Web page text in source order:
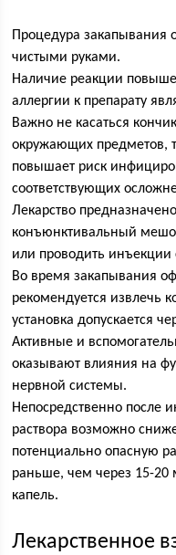
Процедура закапывания
чистыми руками.
Наличие реакции
аллергии к препарату
Важно не касаться
окружающих предметов,
повышает риск
соответствующих
Лекарство
конъюнктивальный
или проводить инъекции
Во время закапывания
рекомендуется извлечь
установка допускается
Активные и
оказывают влияния на
нервной системы.
Непосредственно после
раствора возможно
потенциально опасную
раньше, чем через 15-20
капель.
Лекарственное